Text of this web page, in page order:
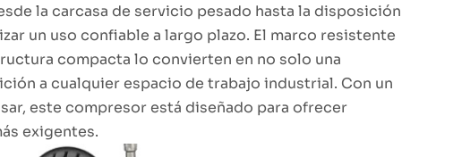
la carcasa de servicio pesado hasta la disposición
un uso confiable a largo plazo. El marco resistente
compacta lo convierten en no solo una
a cualquier espacio de trabajo industrial. Con un
este compresor está diseñado para ofrecer
exigentes.